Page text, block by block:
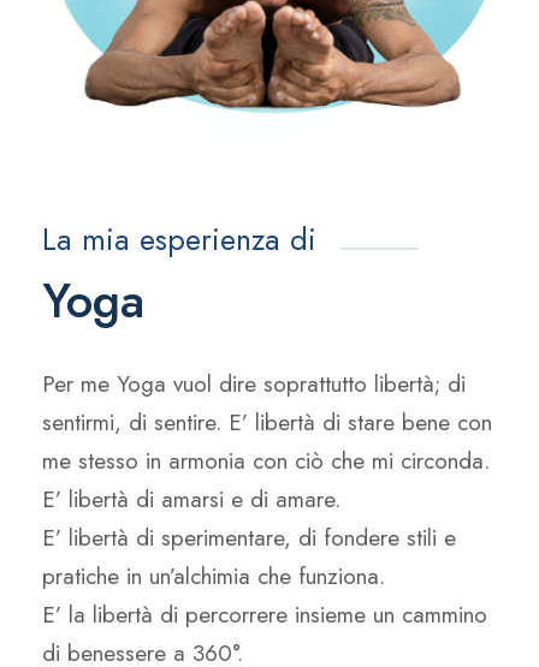
La mia esperienza di
Yoga
Per me Yoga vuol dire soprattutto libertà; di
sentirmi, di sentire. E’ libertà di stare bene con
me stesso in armonia con ciò che mi circonda.
E’ libertà di amarsi e di amare.
E’ libertà di sperimentare, di fondere stili e
pratiche in un’alchimia che funziona.
E’ la libertà di percorrere insieme un cammino
di benessere a 360°.